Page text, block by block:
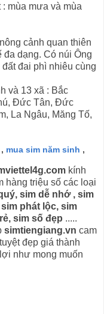
mùa mưa và mùa
cảnh quan thiên
đa dạng. Có núi Ông
đai phì nhiêu cùng
và 13 xã : Bắc
Đức Tân, Đức
La Ngâu, Măng Tố,
mua sim năm sinh ,
kính
hàng triệu số các loại
sim dễ nhớ , sim
phát lộc, sim
sim số đẹp .....
simtiengiang.vn cam
đẹp giá thành
như mong muốn